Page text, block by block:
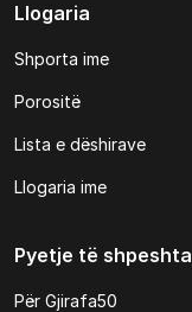
Llogaria
Shporta ime
Porositë
Lista e dëshirave
Llogaria ime
Pyetje të shpeshta
Për Gjirafa50